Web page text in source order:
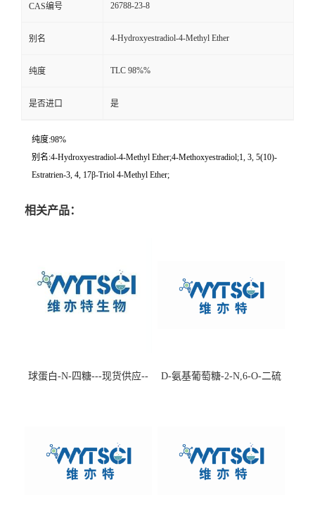
CAS编号 26788-23-8
别名 4-Hydroxyestradiol-4-Methyl Ether
纯度 TLC 98%%
是否进口 是
纯度:98%
别名:4-Hydroxyestradiol-4-Methyl Ether;4-Methoxyestradiol;1, 3, 5(10)-
Estratrien-3, 4, 17β-Triol 4-Methyl Ether;
相关产品：
球蛋白-N-四糖---现货供应--
D-氨基葡萄糖-2-N,6-O-二硫